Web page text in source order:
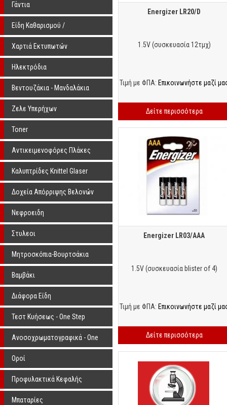
Energizer LR20/D
1.5V (συσκευασία 12τμχ)
Τιμή με ΦΠΑ: Επικοινωνήστε μαζί
Δείτε περισσότερα
Energizer LR03/AAA
1.5V (συσκευασία blister of 4)
Τιμή με ΦΠΑ: Επικοινωνήστε μαζί
Δείτε περισσότερα
Γάντια
Είδη Καθαρισμού /
Αποστείρωσης
Χαρτιά Εκτυπωτών
Ηλεκτρόδια
Βεντουζάκια - Μανδαλάκια
Ζελε Υπερήχων
Toner
Αντικειμενοφόρες Πλάκες
Knittel Glaser
Καλυπτρίδες Knittel Glaser
Δοχεία Απόρριψης Βελονών
Νεφροειδη
Στυλεοι
Μητροσκόπια-Βουρτσάκια
Βαμβάκι
Διάφορα Είδη
Τεστ Κυήσεως - One Step
Ανοσοχρωματογραφικά - One
Step
Οροί
Προφυλακτικά Κεφαλής
Υπερήχων Χωρίς Λιπαντικό
Μπαταρίες